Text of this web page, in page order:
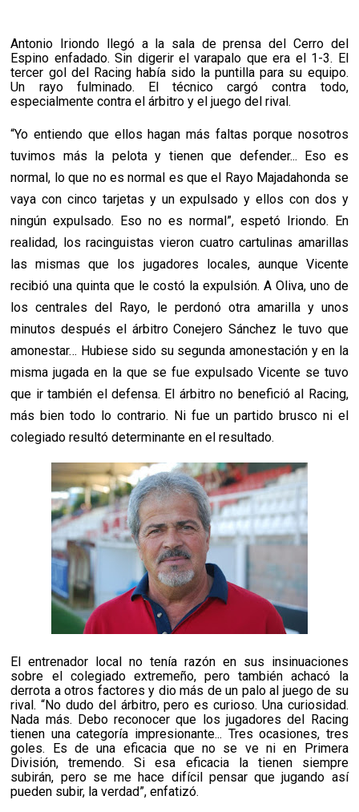
Antonio Iriondo llegó a la sala de prensa del Cerro del
Espino enfadado. Sin digerir el varapalo que era el 1-3. El
tercer gol del Racing había sido la puntilla para su equipo.
Un rayo fulminado. El técnico cargó contra todo,
especialmente contra el árbitro y el juego del rival.
“Yo entiendo que ellos hagan más faltas porque nosotros
tuvimos más la pelota y tienen que defender... Eso es
normal, lo que no es normal es que el Rayo Majadahonda se
vaya con cinco tarjetas y un expulsado y ellos con dos y
ningún expulsado. Eso no es normal”, espetó Iriondo. En
realidad, los racinguistas vieron cuatro cartulinas amarillas
las mismas que los jugadores locales, aunque Vicente
recibió una quinta que le costó la expulsión. A Oliva, uno de
los centrales del Rayo, le perdonó otra amarilla y unos
minutos después el árbitro Conejero Sánchez le tuvo que
amonestar… Hubiese sido su segunda amonestación y en la
misma jugada en la que se fue expulsado Vicente se tuvo
que ir también el defensa. El árbitro no benefició al Racing,
más bien todo lo contrario. Ni fue un partido brusco ni el
colegiado resultó determinante en el resultado.
El entrenador local no tenía razón en sus insinuaciones
sobre el colegiado extremeño, pero también achacó la
derrota a otros factores y dio más de un palo al juego de su
rival. “No dudo del árbitro, pero es curioso. Una curiosidad.
Nada más. Debo reconocer que los jugadores del Racing
tienen una categoría impresionante... Tres ocasiones, tres
goles. Es de una eficacia que no se ve ni en Primera
División, tremendo. Si esa eficacia la tienen siempre
subirán, pero se me hace difícil pensar que jugando así
pueden subir, la verdad”, enfatizó.